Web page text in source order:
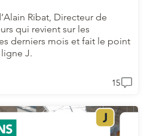
Ribat, Directeur de
qui revient sur les
derniers mois et fait le point
J.
15